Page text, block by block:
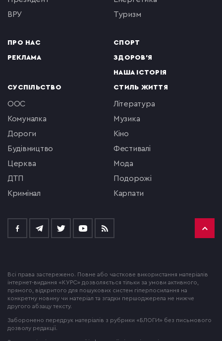
ВРУ
ПРО НАС
РЕКЛАМА
туризм
СПОРТ
ЗДОРОВ'Я
НАША ІСТОРІЯ
СУСПІЛЬСТВО
ООС
комуналка
Дороги
будівництво
церква
ДТП
кримінал
СТИЛЬ ЖИТТЯ
література
музика
кіно
фестивалі
мода
подорожі
Карпати
Всі права застережено. Повне або часткове використання матеріалів
інтернет-видання «КУРС» дозволяється тільки за умови активного,
прямого, відкритого для пошукових систем гіперпосилання на
конкретну новину чи матеріал та згадки першоджерела не нижче
другого абзацу тексту.
Заборонено передрук матеріалів з рубрики «БЛОГИ» без письмового
дозволу редакції.